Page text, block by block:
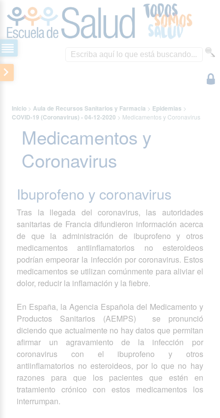
Inicio > Aula de Recursos Sanitarios y Farmacia > Epidemias >
COVID-19 (Coronavirus) - 04-12-2020 > Medicamentos y Coronavirus
Medicamentos y
Coronavirus
Ibuprofeno y coronavirus
Tras la llegada del coronavirus, las autoridades
sanitarias de Francia difundieron información acerca
de que la administración de ibuprofeno y otros
medicamentos antiinflamatorios no esteroideos
podrían empeorar la infección por coronavirus. Estos
medicamentos se utilizan comúnmente para aliviar el
dolor, reducir la inflamación y la fiebre.
En España, la Agencia Española del Medicamento y
Productos Sanitarios (AEMPS) se pronunció
diciendo que actualmente no hay datos que permitan
afirmar un agravamiento de la infección por
coronavirus con el ibuprofeno y otros
antiinflamatorios no esteroideos, por lo que no hay
razones para que los pacientes que estén en
tratamiento crónico con estos medicamentos los
interrumpan.